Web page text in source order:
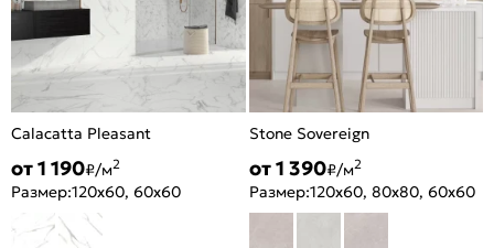
Calacatta Pleasant
от 1 190₽/м2
Размер:120x60, 60x60
Stone Sovereign
от 1 390₽/м2
Размер:120x60, 80x80, 60x60